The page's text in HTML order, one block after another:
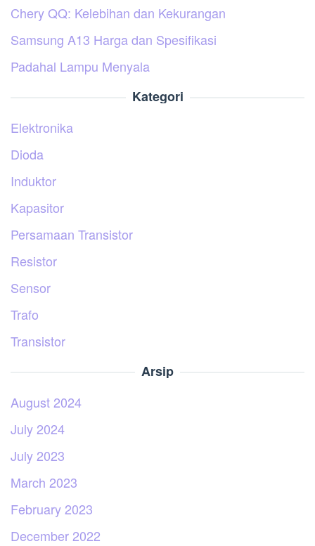
Chery QQ: Kelebihan dan Kekurangan
Samsung A13 Harga dan Spesifikasi
Padahal Lampu Menyala
Kategori
Elektronika
Dioda
Induktor
Kapasitor
Persamaan Transistor
Resistor
Sensor
Trafo
Transistor
Arsip
August 2024
July 2024
July 2023
March 2023
February 2023
December 2022